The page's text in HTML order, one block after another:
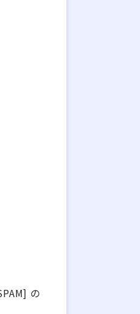
の